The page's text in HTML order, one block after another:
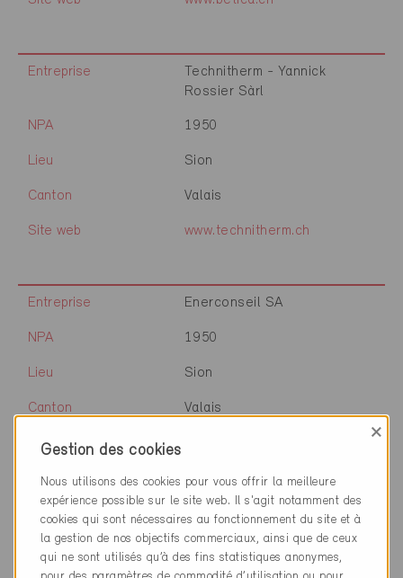
Entreprise
Technitherm - Yannick
Rossier Sàrl
NPA 1950
Lieu Sion
Canton Valais
Site web www.technitherm.ch
Entreprise Enerconseil SA
NPA 1950
Lieu Sion
Canton Valais
Site web
Entreprise VHTechnic Sàrl
NPA 1950
Gestion des cookies
×
Nous utilisons des cookies pour vous offrir la meilleure
expérience possible sur le site web. Il s'agit notamment des
cookies qui sont nécessaires au fonctionnement du site et à
la gestion de nos objectifs commerciaux, ainsi que de ceux
qui ne sont utilisés qu’à des fins statistiques anonymes,